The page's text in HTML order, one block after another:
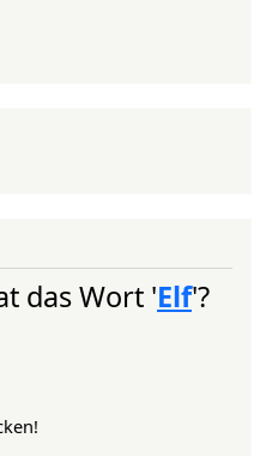
das Wort 'Elf'?